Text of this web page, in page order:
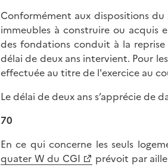
Conformément aux dispositions
immeubles à construire ou acquis
des fondations conduit à la
délai de deux ans intervient. Pour
effectuée au titre de l'exercice au
Le délai de deux ans s’apprécie de
70
En ce qui concerne les seuls
quater W du CGI
prévoit par